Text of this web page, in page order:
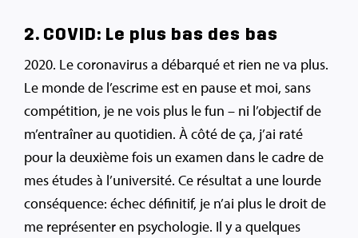
2. COVID: Le plus bas des bas
2020. Le coronavirus a débarqué et rien ne va plus.
Le monde de l’escrime est en pause et moi, sans
compétition, je ne vois plus le fun – ni l’objectif de
m’entraîner au quotidien. À côté de ça, j’ai raté
pour la deuxième fois un examen dans le cadre de
mes études à l’université. Ce résultat a une lourde
conséquence: échec définitif, je n’ai plus le droit de
me représenter en psychologie. Il y a quelques